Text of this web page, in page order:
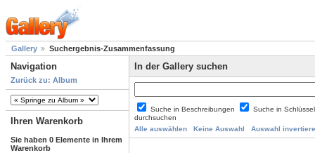
Gallery Suchergebnis-Zusammenfassung
Navigation
Zurück zu: Album
Ihren Warenkorb
Sie haben 0 Elemente in Ihrem
Warenkorb
In der Gallery suchen
Suche in Beschreibungen
Suche in
durchsuchen
Alle auswählen
Keine Auswahl Auswahl